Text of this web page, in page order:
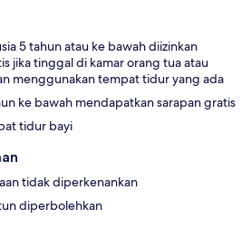
5 tahun atau ke bawah diizinkan
jika tinggal di kamar orang tua atau
menggunakan tempat tidur yang ada
ke bawah mendapatkan sarapan gratis
tidur bayi
tidak diperkenankan
diperbolehkan